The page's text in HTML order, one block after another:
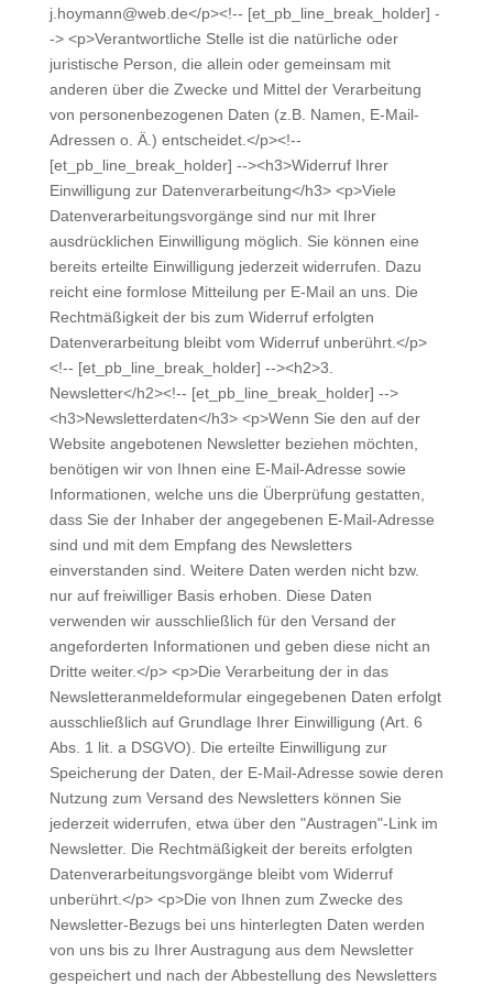
j.hoymann@web.de</p><!-- [et_pb_line_break_holder] -
-> <p>Verantwortliche Stelle ist die natürliche oder
juristische Person, die allein oder gemeinsam mit
anderen über die Zwecke und Mittel der Verarbeitung
von personenbezogenen Daten (z.B. Namen, E-Mail-
Adressen o. Ä.) entscheidet.</p><!--
[et_pb_line_break_holder] --><h3>Widerruf Ihrer
Einwilligung zur Datenverarbeitung</h3> <p>Viele
Datenverarbeitungsvorgänge sind nur mit Ihrer
ausdrücklichen Einwilligung möglich. Sie können eine
bereits erteilte Einwilligung jederzeit widerrufen. Dazu
reicht eine formlose Mitteilung per E-Mail an uns. Die
Rechtmäßigkeit der bis zum Widerruf erfolgten
Datenverarbeitung bleibt vom Widerruf unberührt.</p>
<!-- [et_pb_line_break_holder] --><h2>3.
Newsletter</h2><!-- [et_pb_line_break_holder] -->
<h3>Newsletterdaten</h3> <p>Wenn Sie den auf der
Website angebotenen Newsletter beziehen möchten,
benötigen wir von Ihnen eine E-Mail-Adresse sowie
Informationen, welche uns die Überprüfung gestatten,
dass Sie der Inhaber der angegebenen E-Mail-Adresse
sind und mit dem Empfang des Newsletters
einverstanden sind. Weitere Daten werden nicht bzw.
nur auf freiwilliger Basis erhoben. Diese Daten
verwenden wir ausschließlich für den Versand der
angeforderten Informationen und geben diese nicht an
Dritte weiter.</p> <p>Die Verarbeitung der in das
Newsletteranmeldeformular eingegebenen Daten erfolgt
ausschließlich auf Grundlage Ihrer Einwilligung (Art. 6
Abs. 1 lit. a DSGVO). Die erteilte Einwilligung zur
Speicherung der Daten, der E-Mail-Adresse sowie deren
Nutzung zum Versand des Newsletters können Sie
jederzeit widerrufen, etwa über den "Austragen"-Link im
Newsletter. Die Rechtmäßigkeit der bereits erfolgten
Datenverarbeitungsvorgänge bleibt vom Widerruf
unberührt.</p> <p>Die von Ihnen zum Zwecke des
Newsletter-Bezugs bei uns hinterlegten Daten werden
von uns bis zu Ihrer Austragung aus dem Newsletter
gespeichert und nach der Abbestellung des Newsletters